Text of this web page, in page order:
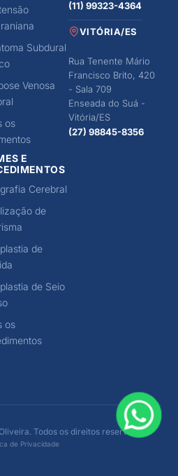
Subdural
Venosa
os
E
Cerebral
de
de
de Seio
os
(11) 99323-4364
VITÓRIA/ES
Rua Tenente Mário
Francisco Brito, 420
- Sala 709
Enseada do Suá -
Vitória/ES
(27) 98845-8356
Todos os direitos reservados.
de Privacidade